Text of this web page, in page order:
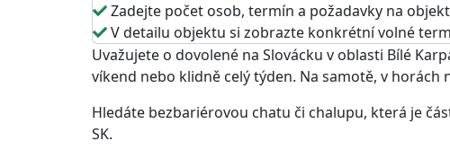
Zadejte počet osob, termín a požadavky na objekt
V detailu objektu si zobrazte konkrétní volné
Uvažujete o dovolené na Slovácku v oblasti Bílé
víkend nebo klidně celý týden. Na samotě, v
Hledáte bezbariérovou chatu či chalupu, která je
SK.